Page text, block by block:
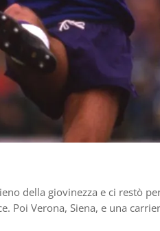
della giovinezza e ci restò
Poi Verona, Siena, e una